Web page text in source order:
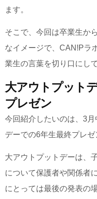
ます。
そこで、今回は卒業生か
なイメージで、CAN!Pラ
業生の言葉を切り口にし
大アウトプット
プレゼン
今回紹介したいのは、3
デーでの6年生最終プレゼ
大アウトプットデーは、
について保護者や関係者
にとっては最後の発表の